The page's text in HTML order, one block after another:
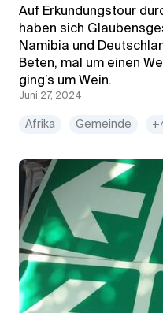
Auf Erkundungstour
haben sich
Namibia und
Beten, mal um einen
ging’s um Wein.
Juni 27, 2024
Afrika Gemeinde